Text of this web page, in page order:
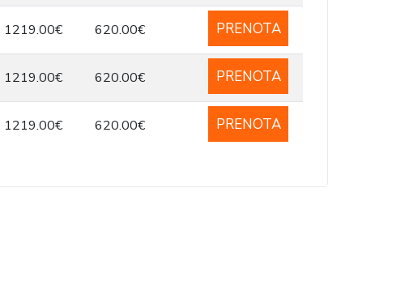
1219.00€ 620.00€ PRENOTA
1219.00€ 620.00€ PRENOTA
1219.00€ 620.00€ PRENOTA